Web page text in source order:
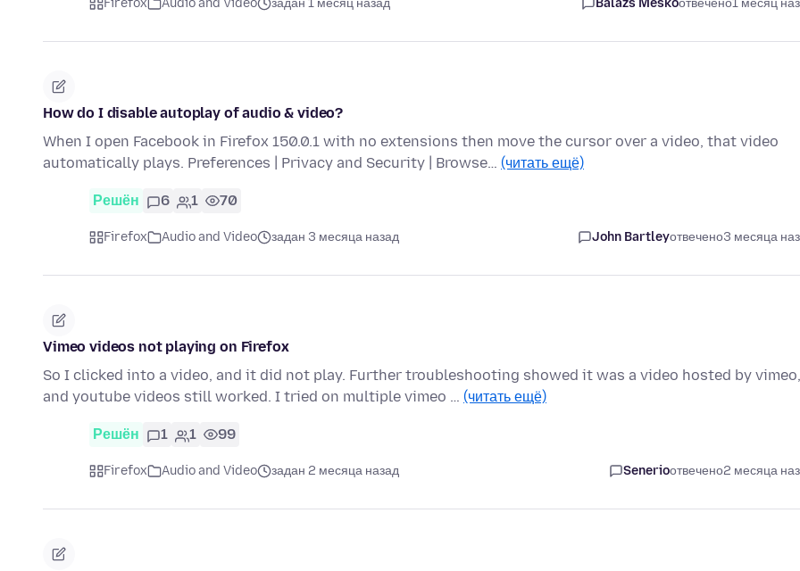
Firefox Audio and Video задан 1 месяц назад Balázs Meskóотвечено1 месяц
How do I disable autoplay of audio & video?
When I open Facebook in Firefox 150.0.1 with no extensions then move the cursor over a video, that video
automatically plays. Preferences | Privacy and Security | Browse… (читать ещё)
Решён 6 1 70
Firefox Audio and Video задан 3 месяца назад John Bartleyотвечено3 месяца
Vimeo videos not playing on Firefox
So I clicked into a video, and it did not play. Further troubleshooting showed it was a video hosted by vimeo,
and youtube videos still worked. I tried on multiple vimeo … (читать ещё)
Решён 1 1 99
Firefox Audio and Video задан 2 месяца назад Senerioотвечено2 месяца